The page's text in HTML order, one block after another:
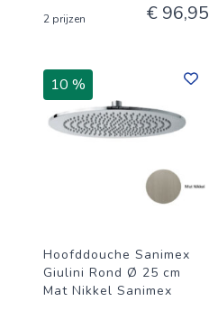
2 prijzen € 96,95
10 %
Hoofddouche Sanimex
Giulini Rond Ø 25 cm
Mat Nikkel Sanimex